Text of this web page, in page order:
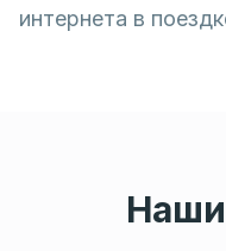
интернета в